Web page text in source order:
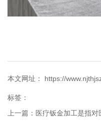
本文网址： https://
标签：
上一篇： 医疗钣金加工是指